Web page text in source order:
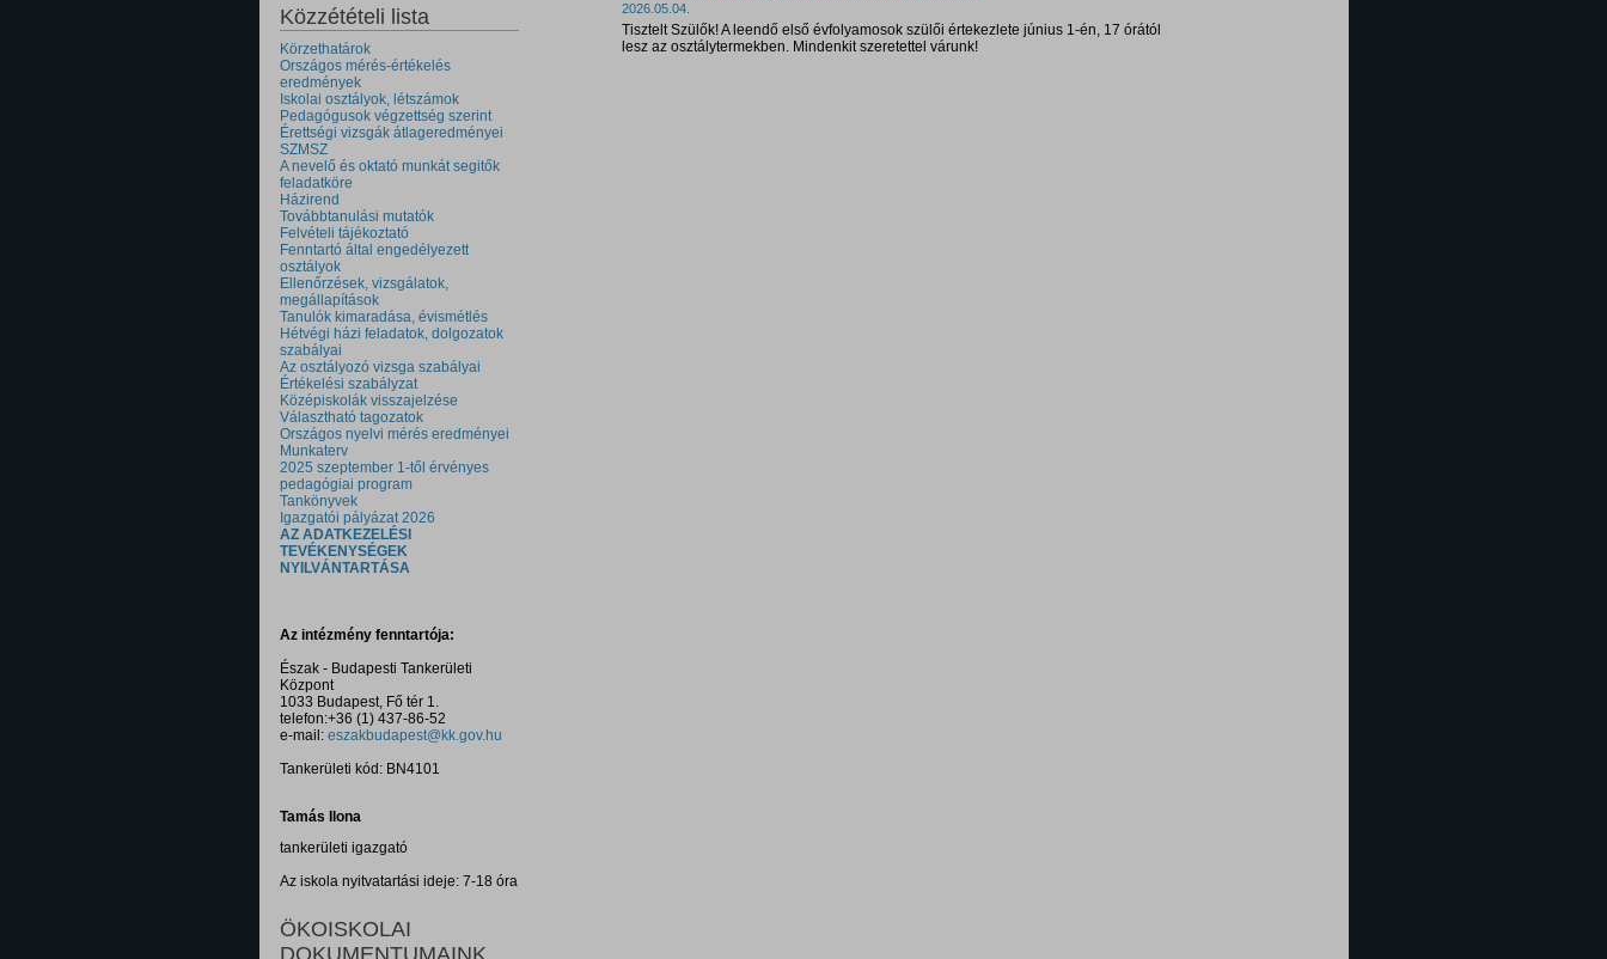
Közzétételi lista
Körzethatárok
Országos mérés-értékelés
eredmények
Iskolai osztályok, létszámok
Pedagógusok végzettség szerint
Érettségi vizsgák átlageredményei
SZMSZ
A nevelő és oktató munkát segitők
feladatköre
Házirend
Továbbtanulási mutatók
Felvételi tájékoztató
Fenntartó által engedélyezett
osztályok
Ellenőrzések, vizsgálatok,
megállapítások
Tanulók kimaradása, évismétlés
Hétvégi házi feladatok, dolgozatok
szabályai
Az osztályozó vizsga szabályai
Értékelési szabályzat
Középiskolák visszajelzése
Választható tagozatok
Országos nyelvi mérés eredményei
Munkaterv
2025 szeptember 1-től érvényes
pedagógiai program
Tankönyvek
Igazgatói pályázat 2026
AZ ADATKEZELÉSI
TEVÉKENYSÉGEK
NYILVÁNTARTÁSA
Az intézmény fenntartója:
Észak - Budapesti Tankerületi
Központ
1033 Budapest, Fő tér 1.
telefon:+36 (1) 437-86-52
e-mail: eszakbudapest@kk.gov.hu
Tankerületi kód: BN4101
Tamás Ilona
tankerületi igazgató
Az iskola nyitvatartási ideje: 7-18 óra
ÖKOISKOLAI
DOKUMENTUMAINK
2026.05.04.
Tisztelt Szülők! A leendő első évfolyamosok szülői értekezlete június 1-én, 17 órától
lesz az osztálytermekben. Mindenkit szeretettel várunk!